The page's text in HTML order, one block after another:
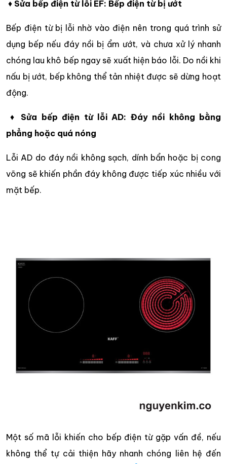
♦ Sửa bếp điện từ lỗi EF: Bếp điện từ bị ướt
Bếp điện từ bị lỗi nhờ vào điện nên trong quá trình sử
dụng bếp nếu đáy nồi bị ẩm ướt, và chưa xử lý nhanh
chóng lau khô bếp ngay sẽ xuất hiện báo lỗi. Do nồi khi
nấu bị ướt, bếp không thể tản nhiệt được sẽ dừng hoạt
động.
♦Sửa bếp điện từ lỗi AD: Đáy nồi không bằng
phẳng hoặc quá nóng
Lỗi AD do đáy nồi không sạch, dính bẩn hoặc bị cong
võng sẽ khiến phần đáy không được tiếp xúc nhiều với
mặt bếp.
Một số mã lỗi khiến cho bếp điện từ gặp vấn đề, nếu
không thể tự cải thiện hãy nhanh chóng liên hệ đến